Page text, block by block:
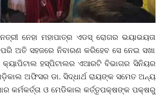
ନେହା ମହାପାତ୍ର ଏଡସ୍ ରୋଗର ଭୟାଭୟତା
ଅତି ସହଜରେ ନିବାରଣ କରିହେବ ସେ ନେଇ ସଖା
କ୍ୟାପିଟାଲ ହସ୍ପିଟାଲର ଏଆରଟି ବିଭାଗର ସିନିୟର
ଅଫିସର ଡା. ସିଦ୍ଧାର୍ଥ ରାୟଙ୍କ ସମେତ ଅନ୍ୟ
କର୍ମକର୍ତ୍ତା ଓ ମେଡିକାଲ କର୍ତ୍ତୃପକ୍ଷଙ୍କ ପକ୍ଷରୁ